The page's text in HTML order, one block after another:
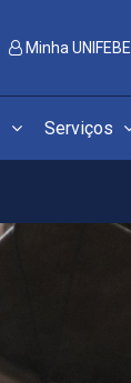
Minha UNIFEBE
Serviços